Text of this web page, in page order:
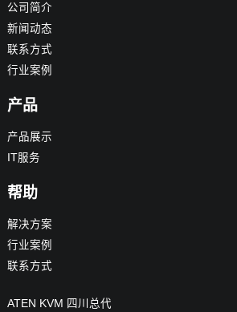
公司简介
新闻动态
联系方式
行业案例
产品
产品展示
IT服务
帮助
解决方案
行业案例
联系方式
ATEN KVM 四川总代